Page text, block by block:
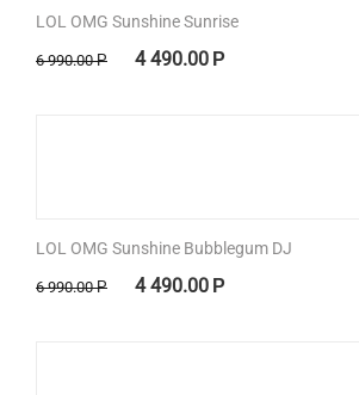
LOL OMG Sunshine Sunrise
6 990.00 Р 4 490.00 Р
LOL OMG Sunshine Bubblegum DJ
6 990.00 Р 4 490.00 Р